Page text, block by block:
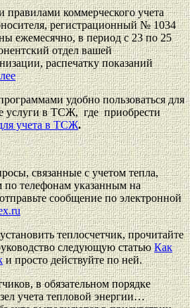
правилами коммерческого учета
регистрационный № 1034
ежемесячно, в период с 23 по 25
отдел вашей
распечатку показаний
удобно пользоваться для
услуги в ТСЖ, где приобрести
учета в ТСЖ.
связанные с учетом тепла,
по телефонам указанным на
сообщение по электронной
теплосчетчик, прочитайте
следующую статьюКак
и просто действуйте по ней.
в обязательном порядке
учета тепловой энергии…